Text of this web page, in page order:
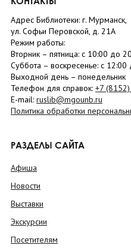
Адрес Библиотеки: г. Мурманск,
ул. Софьи Перовской, д. 21А
Режим работы:
Вторник – пятница: с 10:00 до
Суббота – воскресенье: c 12:00
Выходной день – понедельник
Телефон для справок: +7 (8152)
E-mail: ruslib@mgounb.ru
Политика обработки
РАЗДЕЛЫ САЙТА
Афиша
Новости
Выставки
Экскурсии
Посетителям